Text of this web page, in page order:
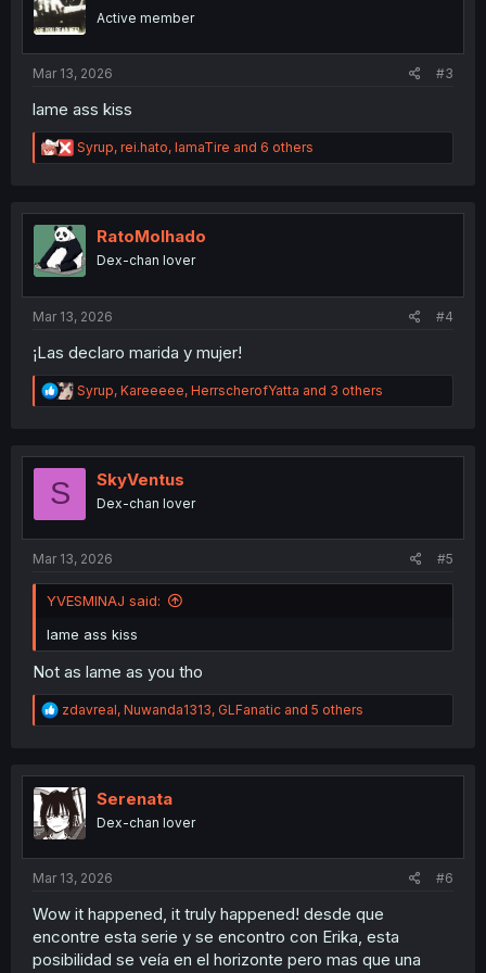
nActive member
Mar 13, 2026 #3
lame ass kiss
R
e
t
o
n
Syrup, rei.hato, IamaTire and 6 others
RatoMolhado
Dex-chan lover
Mar 13, 2026 #4
¡Las declaro marida y mujer!
R
e
t
Syrup, Kareeeee, HerrscherofYatta and 3 others
S SkyVentus
Dex-chan lover
Mar 13, 2026 #5
YVESMlNAJ said:
lame ass kiss
Not as lame as you tho
R
e
t
i
o
n
zdavreal, Nuwanda1313, GLFanatic and 5 others
Serenata
Dex-chan lover
Mar 13, 2026 #6
Wow it happened, it truly happened! desde que
encontre esta serie y se encontro con Erika, esta
posibilidad se veía en el horizonte pero mas que una